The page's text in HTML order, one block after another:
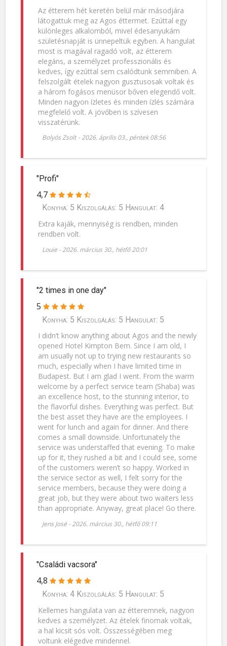
Az étterem hét keretén belül már másodjára
látogattuk meg az Agos éttermet. Ezúttal egy
különleges alkalomból, mivel édesanyukám
születésnapját is ünnepeltük egyben. A hangulat
most is magával ragadó volt, az étterem
elegáns, a személyzet professzionális és
kedves, így ezúttal sem csalódtunk semmiben. A
felszolgált ételek nagyon gusztusosak voltak és
a három fogásos menüsor bőven elegendő volt.
Minden nagyon ízletes és minden ízlés számára
megfelelő volt. A jövőben is szívesen
visszatérünk.
Bolyós Zsolt -2026. április 03., péntek 08:56
"Profi"
4,7
Konyha: 5 Kiszolgálás: 5 Hangulat: 4
Extra kaják, mennyiség is rendben, minden
rendben volt.
Louie -2026. március 30., hétfő 20:01
"2 times in one day"
5
Konyha: 5 Kiszolgálás: 5 Hangulat: 5
I didn’t know anything about Agos and the newly
opened Hotel Kimpton Bem. Since I am old, I
am usually not up to trying new restaurants so
much, especially when I have limited time in
Budapest. But I am glad I went. From the warm
welcome by a perfect service team (Shaba) was
an excellence host, to the stunning interior, to
the flavorful dishes. Everything was perfect. But
the best asset they have are the employees. I
went for lunch and again for dinner. And there
comes a small downside. Unfortunately the
service was understaffed that evening. To make
up for it, they rushed a bit and I could see, some
of the customers weren’t so happy. Worked in
the service sector as well, I felt sorry for the
service members, because they were doing a
great job, but they were about two waiters less
than appropriate. Anyway, great place! Go there.
Jens José -2026. március 30., hétfő 09:11
"Családi vacsora"
4,8
Konyha: 4 Kiszolgálás: 5 Hangulat: 5
Kellemes hangulata van az étteremnek, nagyon
kedves a személyzet. Az ételek finomak voltak,
a hal kicsit sós volt. Összességében meg
voltunk elégedve mindennel.